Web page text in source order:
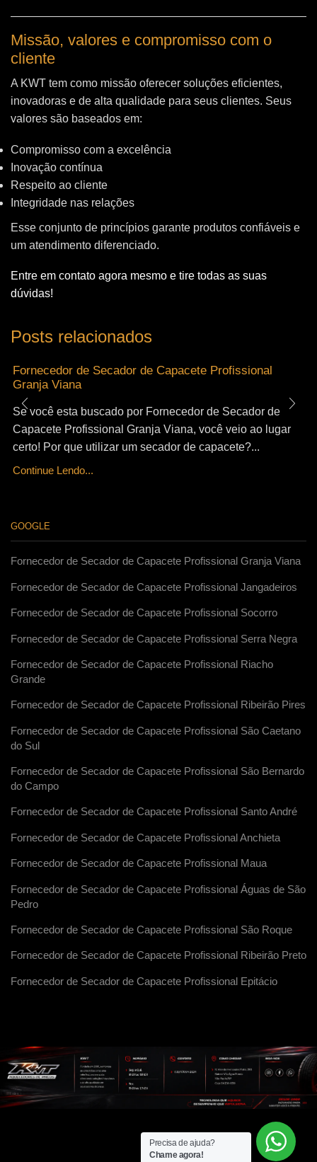
Missão, valores e compromisso com o
cliente
A KWT tem como missão oferecer soluções eficientes,
inovadoras e de alta qualidade para seus clientes. Seus
valores são baseados em:
Compromisso com a excelência
Inovação contínua
Respeito ao cliente
Integridade nas relações
Esse conjunto de princípios garante produtos confiáveis e
um atendimento diferenciado.
Entre em contato agora mesmo e tire todas as suas
dúvidas!
Posts relacionados
Fornecedor de Secador de Capacete Profissional
Granja Viana
Se você esta buscado por Fornecedor de Secador de
Capacete Profissional Granja Viana, você veio ao lugar
certo! Por que utilizar um secador de capacete?...
Continue Lendo...
GOOGLE
Fornecedor de Secador de Capacete Profissional Granja Viana
Fornecedor de Secador de Capacete Profissional Jangadeiros
Fornecedor de Secador de Capacete Profissional Socorro
Fornecedor de Secador de Capacete Profissional Serra Negra
Fornecedor de Secador de Capacete Profissional Riacho
Grande
Fornecedor de Secador de Capacete Profissional Ribeirão Pires
Fornecedor de Secador de Capacete Profissional São Caetano
do Sul
Fornecedor de Secador de Capacete Profissional São Bernardo
do Campo
Fornecedor de Secador de Capacete Profissional Santo André
Fornecedor de Secador de Capacete Profissional Anchieta
Fornecedor de Secador de Capacete Profissional Maua
Fornecedor de Secador de Capacete Profissional Águas de São
Pedro
Fornecedor de Secador de Capacete Profissional São Roque
Fornecedor de Secador de Capacete Profissional Ribeirão Preto
Fornecedor de Secador de Capacete Profissional Epitácio
Precisa de ajuda?
Chame agora!